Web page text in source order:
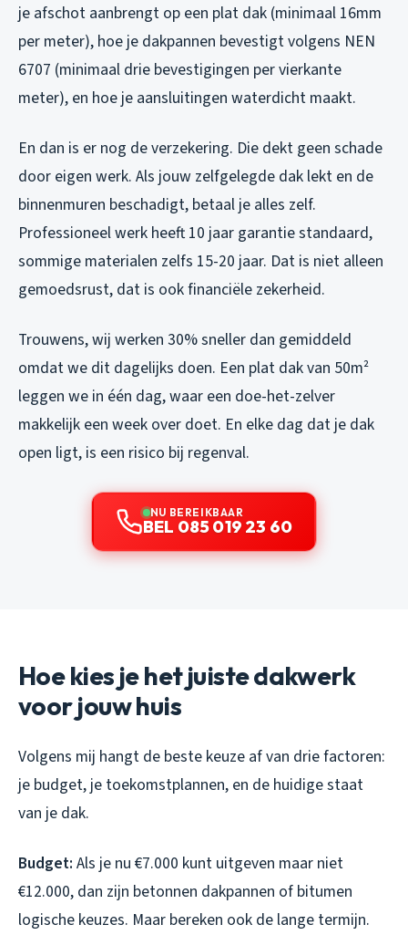
je afschot aanbrengt op een plat dak (minimaal 16mm
per meter), hoe je dakpannen bevestigt volgens NEN
6707 (minimaal drie bevestigingen per vierkante
meter), en hoe je aansluitingen waterdicht maakt.
En dan is er nog de verzekering. Die dekt geen schade
door eigen werk. Als jouw zelfgelegde dak lekt en de
binnenmuren beschadigt, betaal je alles zelf.
Professioneel werk heeft 10 jaar garantie standaard,
sommige materialen zelfs 15-20 jaar. Dat is niet alleen
gemoedsrust, dat is ook financiële zekerheid.
Trouwens, wij werken 30% sneller dan gemiddeld
omdat we dit dagelijks doen. Een plat dak van 50m²
leggen we in één dag, waar een doe-het-zelver
makkelijk een week over doet. En elke dag dat je dak
open ligt, is een risico bij regenval.
NU BEREIKBAAR
BEL 085 019 23 60
Hoe kies je het juiste dakwerk
voor jouw huis
Volgens mij hangt de beste keuze af van drie factoren:
je budget, je toekomstplannen, en de huidige staat
van je dak.
Budget: Als je nu €7.000 kunt uitgeven maar niet
€12.000, dan zijn betonnen dakpannen of bitumen
logische keuzes. Maar bereken ook de lange termijn.